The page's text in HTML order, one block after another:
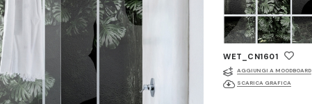
WET_CN1601
AGGIUNGI A MOODBOARD
SCARICA GRAFICA